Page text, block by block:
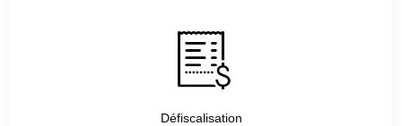
Défiscalisation